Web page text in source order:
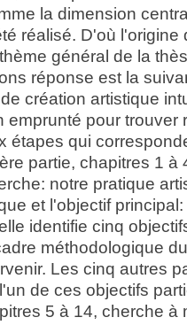
la dimension
réalisé. D'où l'origine
général de la
réponse est la
création artistique
emprunté pour trouver
étapes qui
partie, chapitres 1 à
notre pratique
et l'objectif
identifie cinq
méthodologique
Les cinq autres
de ces objectifs
5 à 14, cherche à